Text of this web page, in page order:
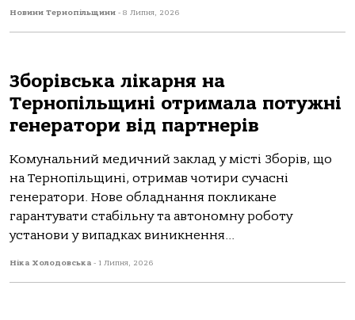
Новини Тернопільщини - 8 Липня, 2026
Зборівська лікарня на
Тернопільщині отримала потужні
генератори від партнерів
Комунальний медичний заклад у місті Зборів, що
на Тернопільщині, отримав чотири сучасні
генератори. Нове обладнання покликане
гарантувати стабільну та автономну роботу
установи у випадках виникнення...
Ніка Холодовська - 1 Липня, 2026